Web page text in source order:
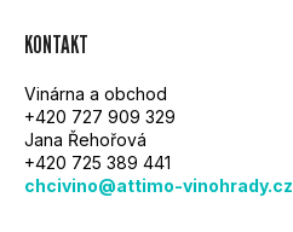
KONTAKT
Vinárna a obchod
+420 727 909 329
Jana Řehořová
+420 725 389 441
chcivino@attimo-vinohrady.cz